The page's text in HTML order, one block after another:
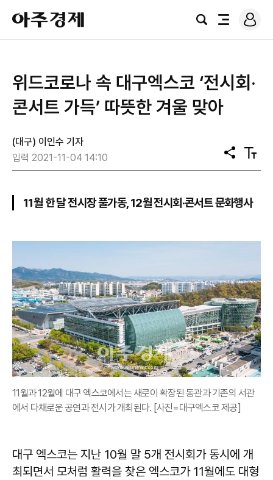
아
주
경
검
전
로
그
위드코로나 속 대구엑스코 ‘전시회‧
콘서트 가득’ 따뜻한 겨울 맞아
(대구) 이인수 기자
입력 2021-11-04 14:10
공
유
텍
스
기
11월 한 달 전시장 풀가동, 12월 전시회‧콘서트 문화행사
11월과 12월에 대구 엑스코에서는 새로이 확장된 동관과 기존의 서관
에서 다채로운 공연과 전시가 개최된다. [사진=대구엑스코 제공]
대구 엑스코는 지난 10월 말 5개 전시회가 동시에 개
최되면서 모처럼 활력을 찾은 엑스코가 11월에도 대형